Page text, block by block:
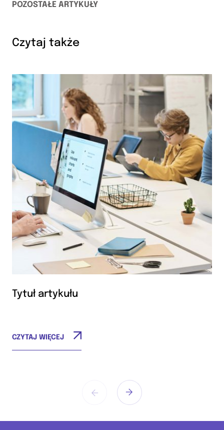
POZOSTAŁE ARTYKUŁY
Czytaj także
Tytuł artykułu
CZYTAJ WIĘCEJ